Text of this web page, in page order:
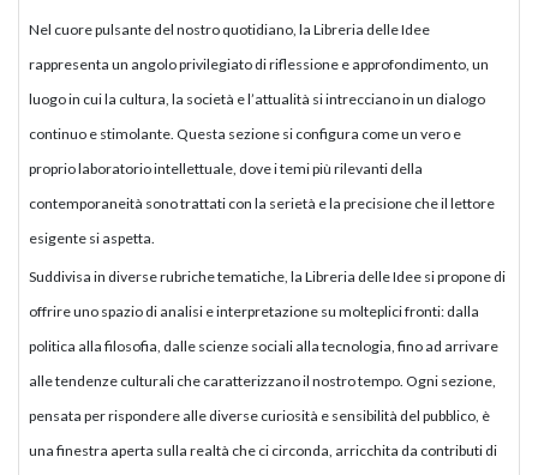
Nel cuore pulsante del nostro quotidiano, la Libreria delle Idee
rappresenta un angolo privilegiato di riflessione e approfondimento, un
luogo in cui la cultura, la società e l’attualità si intrecciano in un dialogo
continuo e stimolante. Questa sezione si configura come un vero e
proprio laboratorio intellettuale, dove i temi più rilevanti della
contemporaneità sono trattati con la serietà e la precisione che il lettore
esigente si aspetta.
Suddivisa in diverse rubriche tematiche, la Libreria delle Idee si propone di
offrire uno spazio di analisi e interpretazione su molteplici fronti: dalla
politica alla filosofia, dalle scienze sociali alla tecnologia, fino ad arrivare
alle tendenze culturali che caratterizzano il nostro tempo. Ogni sezione,
pensata per rispondere alle diverse curiosità e sensibilità del pubblico, è
una finestra aperta sulla realtà che ci circonda, arricchita da contributi di